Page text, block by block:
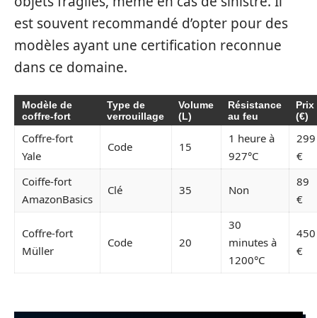
est souvent recommandé d’opter pour des
modèles ayant une certification reconnue
dans ce domaine.
Modèle de
coffre-fort
Type de
verrouillage
Volume
(L)
Résistance
au feu
Prix
(€)
Coffre-fort
Yale
Code 15
1 heure à
927°C
299
€
Coiffe-fort
AmazonBasics
Clé 35 Non
89
€
Coffre-fort
Müller
Code 20
30
minutes à
1200°C
450
€